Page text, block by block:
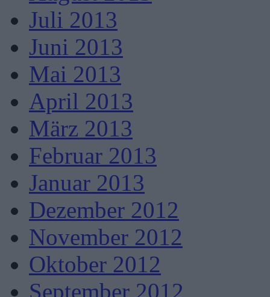
Juli 2013
Juni 2013
Mai 2013
April 2013
März 2013
Februar 2013
Januar 2013
Dezember 2012
November 2012
Oktober 2012
September 2012